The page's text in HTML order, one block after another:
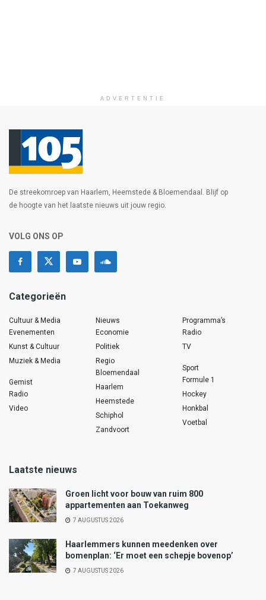
ADVERTENTIE
De streekomroep van Haarlem, Heemstede & Bloemendaal. Blijf op
de hoogte van het laatste nieuws uit jouw regio.
VOLG ONS OP
Categorieën
Cultuur & Media
Evenementen
Kunst & Cultuur
Muziek & Media
Gemist
Radio
Video
Nieuws
Economie
Politiek
Regio
Bloemendaal
Haarlem
Heemstede
Schiphol
Zandvoort
Programma’s
Radio
TV
Sport
Formule 1
Hockey
Honkbal
Voetbal
Laatste nieuws
Groen licht voor bouw van ruim 800
appartementen aan Toekanweg
7 AUGUSTUS 2026
Haarlemmers kunnen meedenken over
bomenplan: ‘Er moet een schepje bovenop’
7 AUGUSTUS 2026